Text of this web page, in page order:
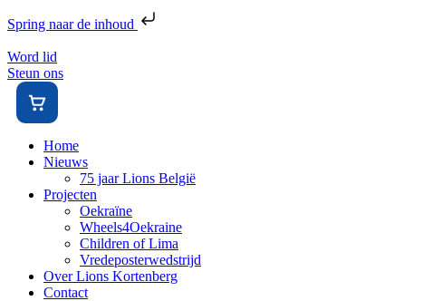
Spring naar de inhoud
Word lid
Steun ons
Home
Nieuws
75 jaar Lions België
Projecten
Oekraïne
Wheels4Oekraine
Children of Lima
Vredeposterwedstrijd
Over Lions Kortenberg
Contact